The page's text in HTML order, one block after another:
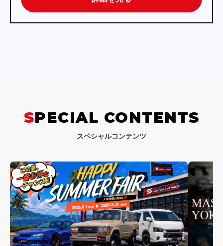
SPECIAL CONTENTS
スペシャルコンテンツ